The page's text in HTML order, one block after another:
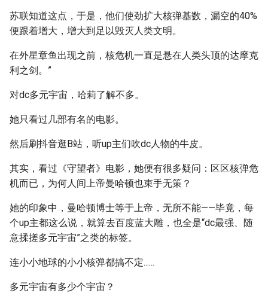
苏联知道这点，于是，他们使劲扩大核弹基数，漏空的40%
便跟着增大，增大到足以毁灭人类文明。
在外星章鱼出现之前，核危机一直是悬在人类头顶的达摩克
利之剑。”
对dc多元宇宙，哈莉了解不多。
她只看过几部有名的电影。
然后刷抖音逛B站，听up主们吹dc人物的牛皮。
其实，看过《守望者》电影，她便有很多疑问：区区核弹危
机而已，为何人间上帝曼哈顿也束手无策？
她的印象中，曼哈顿博士等于上帝，无所不能——毕竟，每
个up主都这么说，就算去百度蓝大雕，也全是“dc最强、随
意揉搓多元宇宙”之类的标签。
连小小地球的小小核弹都搞不定......
多元宇宙有多少个宇宙？